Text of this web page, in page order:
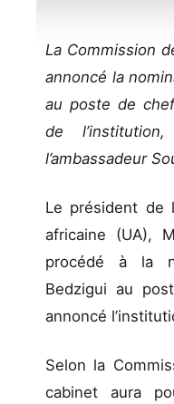
La Commission
annoncé la
au poste de
de
l’ambassadeur
Le président de
africaine (UA),
procédé à la
Bedzigui au
annoncé
Selon la
cabinet aura